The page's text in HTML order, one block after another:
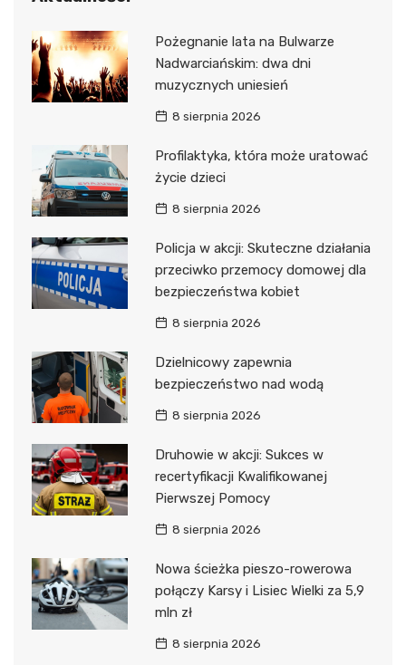
Pożegnanie lata na Bulwarze
Nadwarciańskim: dwa dni
muzycznych uniesień
8 sierpnia 2026
Profilaktyka, która może uratować
życie dzieci
8 sierpnia 2026
Policja w akcji: Skuteczne działania
przeciwko przemocy domowej dla
bezpieczeństwa kobiet
8 sierpnia 2026
Dzielnicowy zapewnia
bezpieczeństwo nad wodą
8 sierpnia 2026
Druhowie w akcji: Sukces w
recertyfikacji Kwalifikowanej
Pierwszej Pomocy
8 sierpnia 2026
Nowa ścieżka pieszo-rowerowa
połączy Karsy i Lisiec Wielki za 5,9
mln zł
8 sierpnia 2026